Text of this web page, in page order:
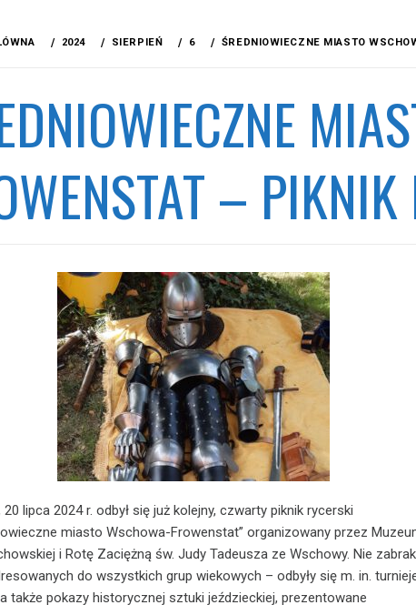
2024 SIERPIEŃ 6 ŚREDNIOWIECZNE MIASTO
– PIKNIK
lipca 2024 r. odbył się już kolejny, czwarty piknik rycerski
miasto Wschowa-Frowenstat” organizowany przez
i Rotę Zaciężną św. Judy Tadeusza ze Wschowy. Nie
do wszystkich grup wiekowych – odbyły się m. in.
także pokazy historycznej sztuki jeździeckiej, prezentowane